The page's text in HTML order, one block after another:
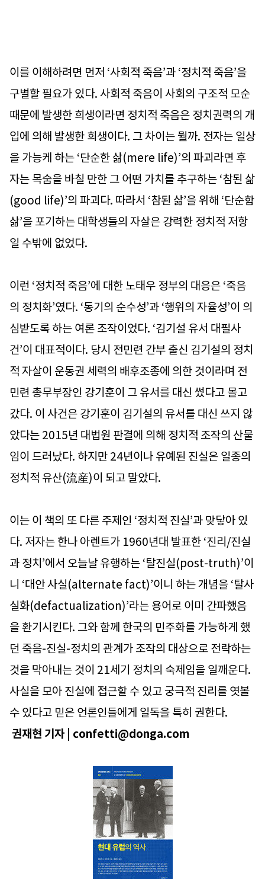
이를 이해하려면 먼저 ‘사회적 죽음’과 ‘정치적 죽음’을
구별할 필요가 있다. 사회적 죽음이 사회의 구조적 모순
때문에 발생한 희생이라면 정치적 죽음은 정치권력의 개
입에 의해 발생한 희생이다. 그 차이는 뭘까. 전자는 일상
을 가능케 하는 ‘단순한 삶(mere life)’의 파괴라면 후
자는 목숨을 바칠 만한 그 어떤 가치를 추구하는 ‘참된 삶
(good life)’의 파괴다. 따라서 ‘참된 삶’을 위해 ‘단순함
삶’을 포기하는 대학생들의 자살은 강력한 정치적 저항
일 수밖에 없었다.
이런 ‘정치적 죽음’에 대한 노태우 정부의 대응은 ‘죽음
의 정치화’였다. ‘동기의 순수성’과 ‘행위의 자율성’이 의
심받도록 하는 여론 조작이었다. ‘김기설 유서 대필사
건’이 대표적이다. 당시 전민련 간부 출신 김기설의 정치
적 자살이 운동권 세력의 배후조종에 의한 것이라며 전
민련 총무부장인 강기훈이 그 유서를 대신 썼다고 몰고
갔다. 이 사건은 강기훈이 김기설의 유서를 대신 쓰지 않
았다는 2015년 대법원 판결에 의해 정치적 조작의 산물
임이 드러났다. 하지만 24년이나 유예된 진실은 일종의
정치적 유산(流産)이 되고 말았다.
이는 이 책의 또 다른 주제인 ‘정치적 진실’과 맞닿아 있
다. 저자는 한나 아렌트가 1960년대 발표한 ‘진리/진실
과 정치’에서 오늘날 유행하는 ‘탈진실(post-truth)’이
니 ‘대안 사실(alternate fact)’이니 하는 개념을 ‘탈사
실화(defactualization)’라는 용어로 이미 간파했음
을 환기시킨다. 그와 함께 한국의 민주화를 가능하게 했
던 죽음-진실-정치의 관계가 조작의 대상으로 전락하는
것을 막아내는 것이 21세기 정치의 숙제임을 일깨운다.
사실을 모아 진실에 접근할 수 있고 궁극적 진리를 엿볼
수 있다고 믿은 언론인들에게 일독을 특히 권한다.
권재현 기자 | confetti@donga.com